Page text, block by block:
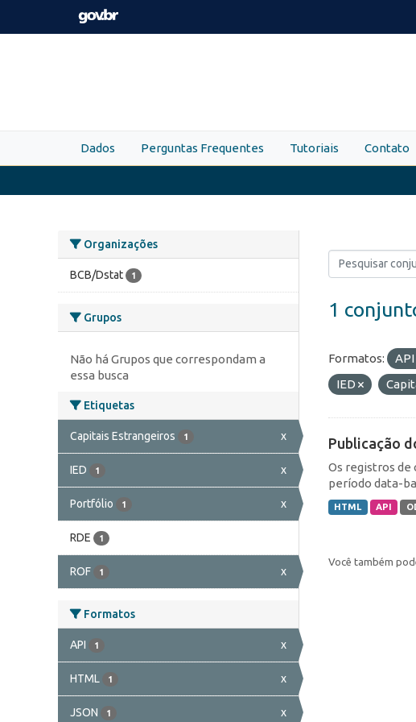
Skip to main content
Dados Perguntas Frequentes Tutoriais Contato
Organizações
BCB/Dstat 1
Grupos
Não há Grupos que correspondam a
essa busca
Etiquetas
Capitais Estrangeiros 1 x
IED 1 x
Portfólio 1 x
RDE 1
ROF 1 x
Formatos
API 1 x
HTML 1 x
JSON 1 x
1
Formatos: API
IED
Publicação
Os registros de
período data-
HTML API
Você também